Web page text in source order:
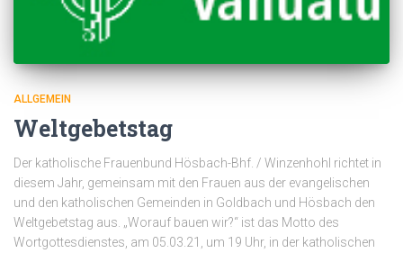
ALLGEMEIN
Weltgebetstag
Der katholische Frauenbund Hösbach-Bhf. / Winzenhohl richtet in
diesem Jahr, gemeinsam mit den Frauen aus der evangelischen
und den katholischen Gemeinden in Goldbach und Hösbach den
Weltgebetstag aus. „Worauf bauen wir?“ ist das Motto des
Wortgottesdienstes, am 05.03.21, um 19 Uhr, in der katholischen